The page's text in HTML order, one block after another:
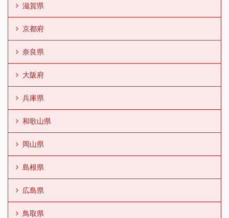
滋賀県
京都府
奈良県
大阪府
兵庫県
和歌山県
岡山県
島根県
広島県
鳥取県